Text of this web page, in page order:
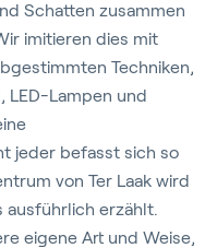
Schatten zusammen
imitieren dies mit
Techniken,
LED-Lampen und
jeder befasst sich so
von Ter Laak wird
ausführlich erzählt.
eigene Art und Weise,